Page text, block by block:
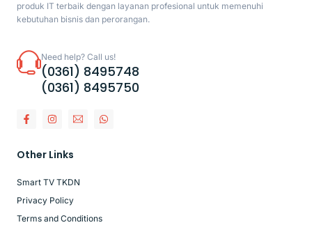
produk IT terbaik dengan layanan profesional untuk memenuhi
kebutuhan bisnis dan perorangan.
Need help? Call us!
(0361) 8495748
(0361) 8495750
Other Links
Smart TV TKDN
Privacy Policy
Terms and Conditions